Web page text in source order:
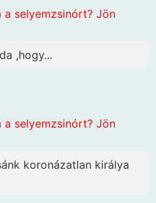
a selyemzsinórt? Jön
,hogy...
a selyemzsinórt? Jön
koronázatlan királya